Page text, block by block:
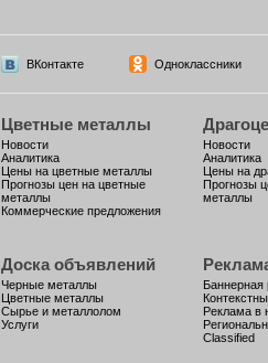
ВКонтакте Одноклассники
Цветные металлы
Новости
Аналитика
Цены на цветные металлы
Прогнозы цен на цветные
металлы
Коммерческие предложения
Новости
Аналитика
Цены на
Прогнозы
металлы
Доска объявлений
Черные металлы
Цветные металлы
Сырье и металлолом
Услуги
Баннерная
Реклама в
Classified